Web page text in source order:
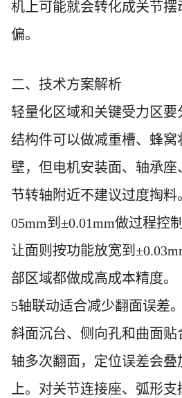
机上可能就会转化成关节摆
偏。
二、技术方案解析
轻量化区域和关键受力区
结构件可以做减重槽、蜂窝
壁，但电机安装面、轴承座
节转轴附近不建议过度掏料
05mm到±0.01mm做过程控
让面则按功能放宽到
部区域都做成高成本精度。
5轴联动适合减少翻面误差
斜面沉台、侧向孔和曲面贴
轴多次翻面，定位误差会叠
上。对关节连接座、弧形